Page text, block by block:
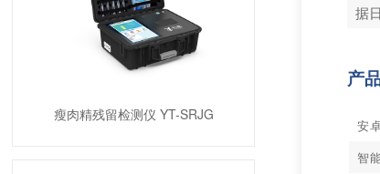
瘦肉精残留检测仪 YT-SRJG
据
产
安
智